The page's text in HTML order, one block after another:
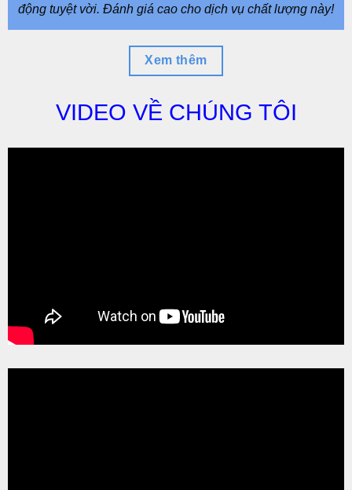
động tuyệt vời. Đánh giá cao cho dịch vụ chất lượng này!
Xem thêm
VIDEO VỀ CHÚNG TÔI